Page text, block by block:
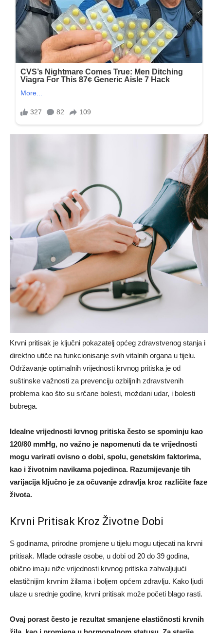
Krvni pritisak je ključni pokazatelj općeg zdravstvenog stanja i
direktno utiče na funkcionisanje svih vitalnih organa u tijelu.
Održavanje optimalnih vrijednosti krvnog pritiska je od
suštinske važnosti za prevenciju ozbiljnih zdravstvenih
problema kao što su srčane bolesti, moždani udar, i bolesti
bubrega.
Idealne vrijednosti krvnog pritiska često se spominju kao
120/80 mmHg, no važno je napomenuti da te vrijednosti
mogu varirati ovisno o dobi, spolu, genetskim faktorima,
kao i životnim navikama pojedinca. Razumijevanje tih
varijacija ključno je za očuvanje zdravlja kroz različite faze
života.
Krvni Pritisak Kroz Životne Dobi
S godinama, prirodne promjene u tijelu mogu utjecati na krvni
pritisak. Mlađe odrasle osobe, u dobi od 20 do 39 godina,
obično imaju niže vrijednosti krvnog pritiska zahvaljujući
elastičnijim krvnim žilama i boljem općem zdravlju. Kako ljudi
ulaze u srednje godine, krvni pritisak može početi blago rasti.
Ovaj porast često je rezultat smanjene elastičnosti krvnih